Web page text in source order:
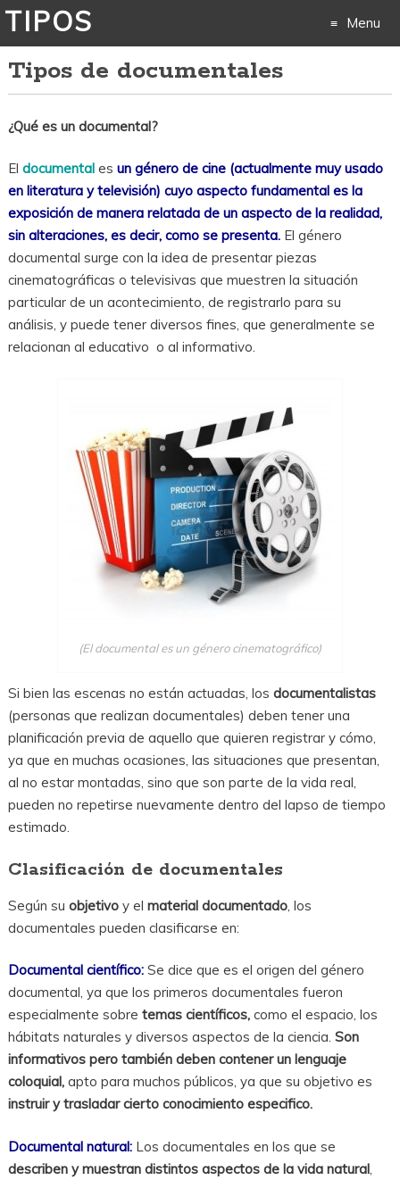
TIPOS Menu
Tipos de documentales
¿Qué es un documental?
El documental es un género de cine (actualmente muy usado
en literatura y televisión) cuyo aspecto fundamental es la
exposición de manera relatada de un aspecto de la realidad,
sin alteraciones, es decir, como se presenta.El género
documental surge con la idea de presentar piezas
cinematográficas o televisivas que muestren la situación
particular de un acontecimiento, de registrarlo para su
análisis, y puede tener diversos fines, que generalmente se
relacionan al educativo o al informativo.
(El documental es un género cinematográfico)
Si bien las escenas no están actuadas, los documentalistas
(personas que realizan documentales) deben tener una
planificación previa de aquello que quieren registrar y cómo,
ya que en muchas ocasiones, las situaciones que presentan,
al no estar montadas, sino que son parte de la vida real,
pueden no repetirse nuevamente dentro del lapso de tiempo
estimado.
Clasificación de documentales
Según su objetivoy el material documentado, los
documentales pueden clasificarse en:
Documental científico:Se dice que es el origen del género
documental, ya que los primeros documentales fueron
especialmente sobre temas científicos,como el espacio, los
hábitats naturales y diversos aspectos de la ciencia. Son
informativos pero también deben contener un lenguaje
coloquial,apto para muchos públicos, ya que su objetivo es
instruir y trasladar cierto conocimiento especifico.
Documental natural: Los documentales en los que se
describen y muestran distintos aspectos de la vida natural,